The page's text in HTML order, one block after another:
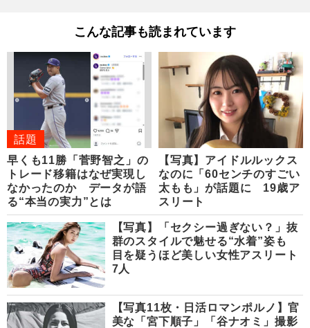
こんな記事も読まれています
話題
早くも11勝「菅野智之」の
トレード移籍はなぜ実現し
なかったのか データが語
る“本当の実力”とは
【写真】アイドルルックス
なのに「60センチのすごい
太もも」が話題に 19歳ア
スリート
【写真】「セクシー過ぎない？」抜
群のスタイルで魅せる“水着”姿も
目を疑うほど美しい女性アスリート
7人
【写真11枚・日活ロマンポルノ】官
美な「宮下順子」「谷ナオミ」撮影